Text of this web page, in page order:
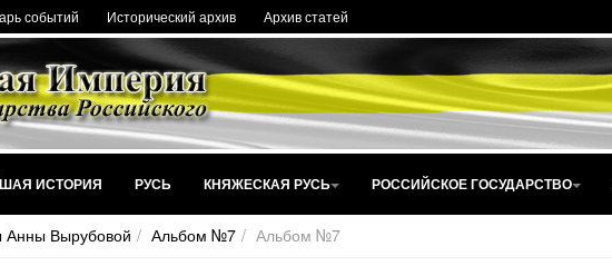
событий Исторический архив Архив статей
ИСТОРИЯ РУСЬ КНЯЖЕСКАЯ РУСЬ РОССИЙСКОЕ ГОСУДАРСТВО
Вырубовой Альбом №7 Альбом №7